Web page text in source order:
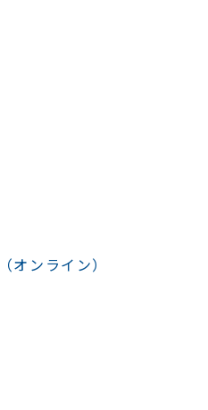
オンライン）